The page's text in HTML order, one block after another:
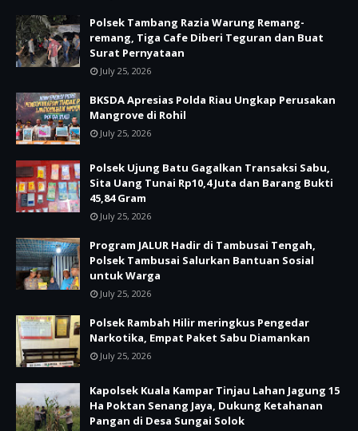
Polsek Tambang Razia Warung Remang-
remang, Tiga Cafe Diberi Teguran dan Buat
Surat Pernyataan
July 25, 2026
BKSDA Apresias Polda Riau Ungkap Perusakan
Mangrove di Rohil
July 25, 2026
Polsek Ujung Batu Gagalkan Transaksi Sabu,
Sita Uang Tunai Rp10,4 Juta dan Barang Bukti
45,84 Gram
July 25, 2026
Program JALUR Hadir di Tambusai Tengah,
Polsek Tambusai Salurkan Bantuan Sosial
untuk Warga
July 25, 2026
Polsek Rambah Hilir meringkus Pengedar
Narkotika, Empat Paket Sabu Diamankan
July 25, 2026
Kapolsek Kuala Kampar Tinjau Lahan Jagung 15
Ha Poktan Senang Jaya, Dukung Ketahanan
Pangan di Desa Sungai Solok